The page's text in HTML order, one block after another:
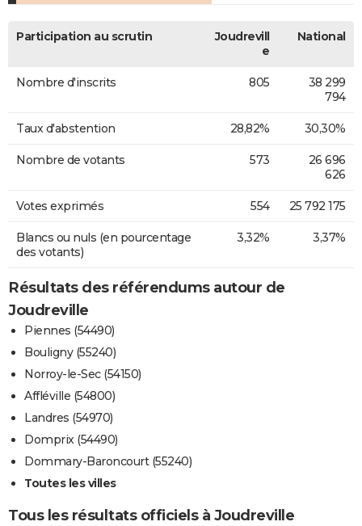
Participation au scrutin
Joudrevill
e
National
Nombre d'inscrits 805
38 299
794
Taux d'abstention 28,82% 30,30%
Nombre de votants 573
26 696
626
Votes exprimés 554 25 792 175
Blancs ou nuls (en pourcentage
des votants)
3,32% 3,37%
Résultats des référendums autour de
Joudreville
Piennes (54490)
Bouligny (55240)
Norroy-le-Sec (54150)
Affléville (54800)
Landres (54970)
Domprix (54490)
Dommary-Baroncourt (55240)
Toutes les villes
Tous les résultats officiels à Joudreville